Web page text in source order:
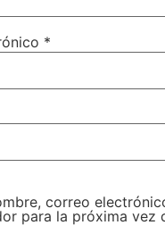
*
correo
para la próxima vez